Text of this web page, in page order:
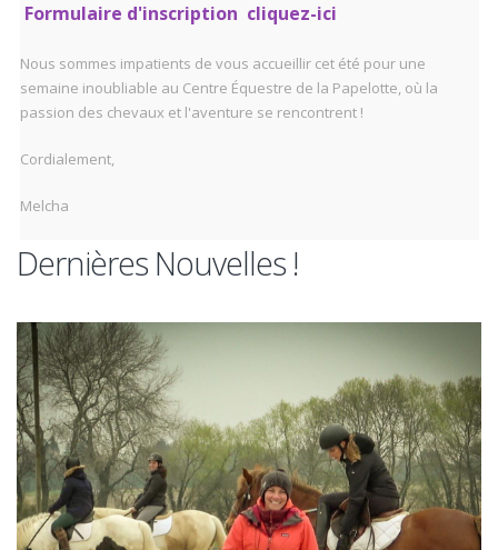
Formulaire d'inscription cliquez-ici
Nous sommes impatients de vous accueillir cet été pour une
semaine inoubliable au Centre Équestre de la Papelotte, où la
passion des chevaux et l'aventure se rencontrent !
Cordialement,
Melcha
Dernières Nouvelles !